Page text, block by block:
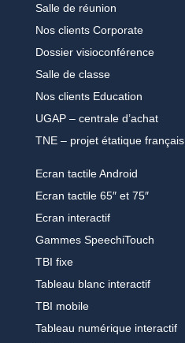
Salle de réunion
Nos clients Corporate
Dossier visioconférence
Salle de classe
Nos clients Education
UGAP – centrale d’achat
TNE – projet étatique français
Ecran tactile Android
Ecran tactile 65″ et 75″
Ecran interactif
Gammes SpeechiTouch
TBI fixe
Tableau blanc interactif
TBI mobile
Tableau numérique interactif